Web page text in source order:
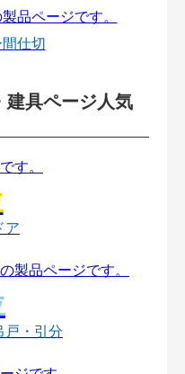
仕切
建具ページ人気
ア
戸・引分